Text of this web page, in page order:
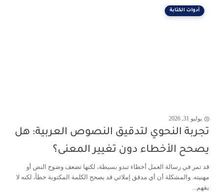
أدوات الكتابة
يوليو 31, 2026
تجربة النحوي لتدقيق النصوص العربية: هل
يصحح الأخطاء دون تغيير المعنى؟
قد تمر في رسالة العمل أخطاء تبدو بسيطة، لكنها تضعف وضوح النص أو
مهنيته. والمشكلة أن أي مدقق إملائي قد يصحح الكلمة المكتوبة خطأ، لكنه لا
يفهم...